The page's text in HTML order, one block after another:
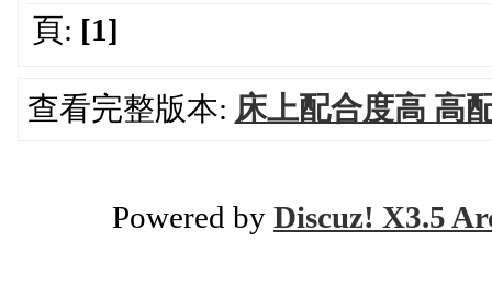
頁: [1]
查看完整版本: 床上配合度高 高
Powered by Discuz! X3.5